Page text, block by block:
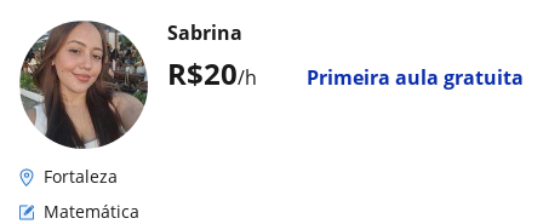
R$20/h Primeira aula gratuita
Sabrina
Fortaleza
Matemática